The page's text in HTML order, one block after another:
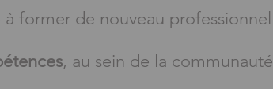
former de nouveau professionnel
, au sein de la communauté